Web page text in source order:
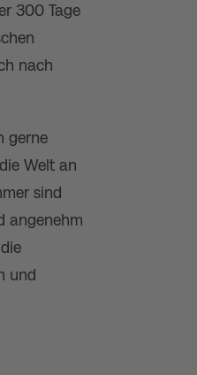
300 Tage
nach
gerne
Welt an
sind
angenehm
und